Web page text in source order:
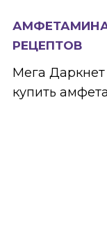
АМФЕТАМИНА
РЕЦЕПТОВ
Мега Даркнет
купить